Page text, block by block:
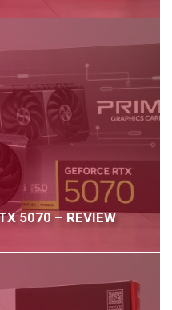
5070 – REVIEW